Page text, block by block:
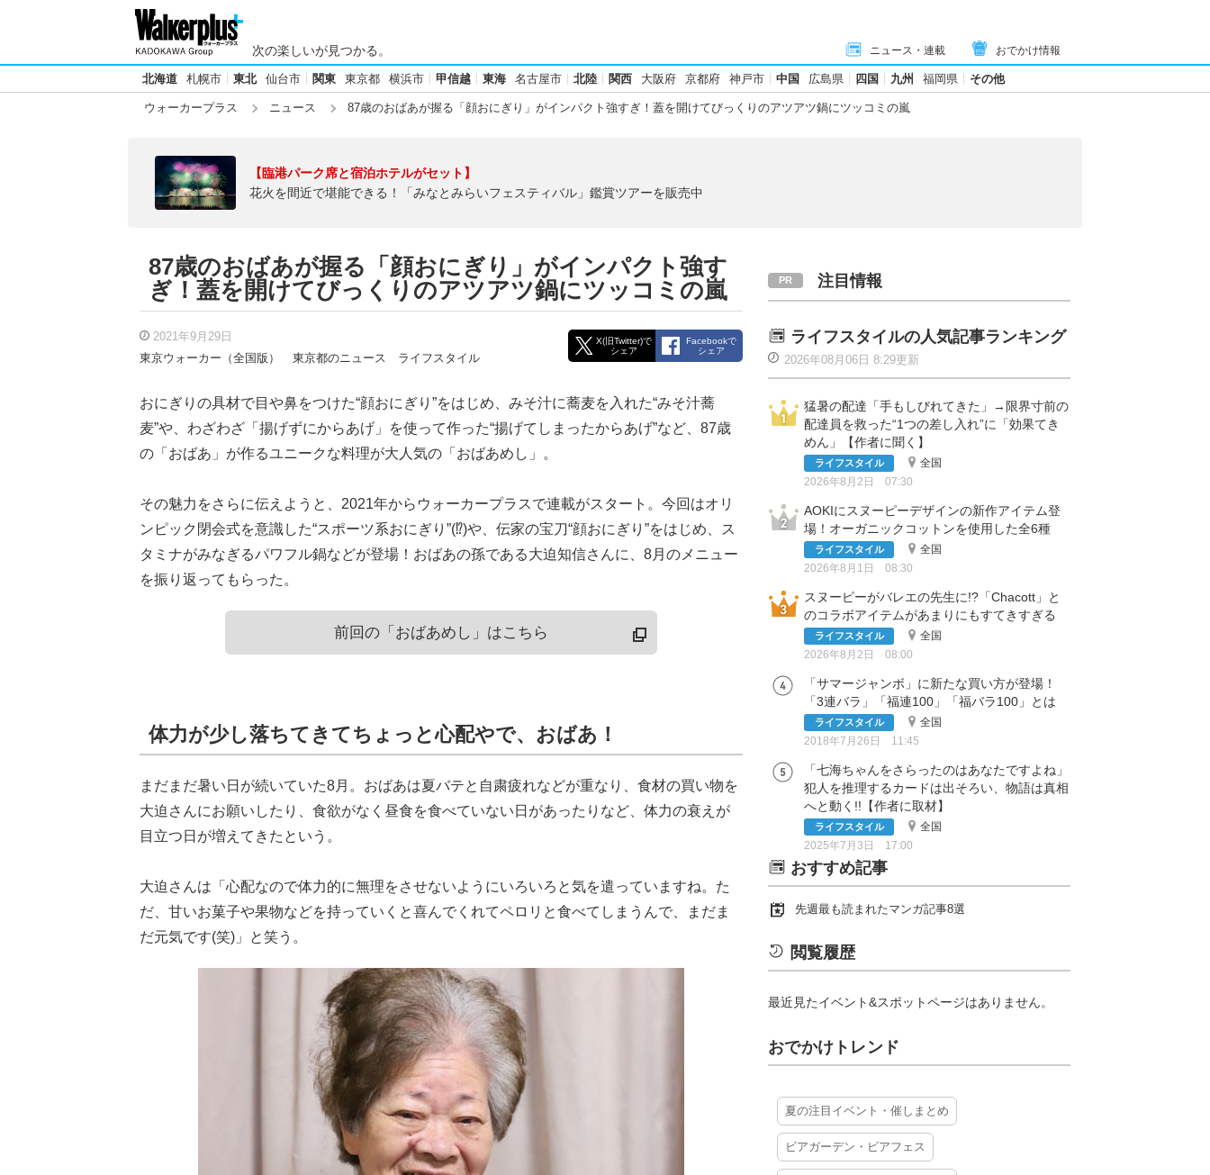
次の楽しいが見つかる。 ニュース・連載 おでかけ情報
北海道 札幌市 東北 仙台市 関東 東京都 横浜市 甲信越 東海 名古屋市 北陸 関西 大阪府 京都府 神戸市 中国 広島県 四国 九州 福岡県 その他
ウォーカープラス ニュース 87歳のおばあが握る「顔おにぎり」がインパクト強すぎ！蓋を開けてびっくりのアツアツ鍋にツッコミの嵐
【臨港パーク席と宿泊ホテルがセット】
花火を間近で堪能できる！「みなとみらいフェスティバル」鑑賞ツアーを販売中
87歳のおばあが握る「顔おにぎり」がインパクト強す
ぎ！蓋を開けてびっくりのアツアツ鍋にツッコミの嵐
2021年9月29日
東京ウォーカー（全国版）
東京都のニュース ライフスタイル
X(旧Twitter)で
シェア
Facebookで
シェア
おにぎりの具材で目や鼻をつけた“顔おにぎり”をはじめ、みそ汁に蕎麦を入れた“みそ汁蕎
麦”や、わざわざ「揚げずにからあげ」を使って作った“揚げてしまったからあげ”など、87歳
の「おばあ」が作るユニークな料理が大人気の「おばあめし」。
その魅力をさらに伝えようと、2021年からウォーカープラスで連載がスタート。今回はオリ
ンピック閉会式を意識した“スポーツ系おにぎり”(⁉)や、伝家の宝刀“顔おにぎり”をはじめ、ス
タミナがみなぎるパワフル鍋などが登場！おばあの孫である大迫知信さんに、8月のメニュー
を振り返ってもらった。
前回の「おばあめし」はこちら
体力が少し落ちてきてちょっと心配やで、おばあ！
まだまだ暑い日が続いていた8月。おばあは夏バテと自粛疲れなどが重なり、食材の買い物を
大迫さんにお願いしたり、食欲がなく昼食を食べていない日があったりなど、体力の衰えが
目立つ日が増えてきたという。
大迫さんは「心配なので体力的に無理をさせないようにいろいろと気を遣っていますね。た
だ、甘いお菓子や果物などを持っていくと喜んでくれてペロリと食べてしまうんで、まだま
だ元気です(笑)」と笑う。
注目情報
ライフスタイルの人気記事ランキング
2026年08月06日 8:29更新
猛暑の配達「手もしびれてきた」→限界寸前の
配達員を救った“1つの差し入れ”に「効果てき
めん」【作者に聞く】
ライフスタイル
全国
2026年8月2日 07:30
AOKIにスヌーピーデザインの新作アイテム登
場！オーガニックコットンを使用した全6種
ライフスタイル
全国
2026年8月1日 08:30
スヌーピーがバレエの先生に!?「Chacott」と
のコラボアイテムがあまりにもすてきすぎる
ライフスタイル
全国
2026年8月2日 08:00
「サマージャンボ」に新たな買い方が登場！
「3連バラ」「福連100」「福バラ100」とは
ライフスタイル
全国
2018年7月26日 11:45
「七海ちゃんをさらったのはあなたですよね」
犯人を推理するカードは出そろい、物語は真相
へと動く!!【作者に取材】
ライフスタイル
全国
2025年7月3日 17:00
おすすめ記事
先週最も読まれたマンガ記事8選
閲覧履歴
最近見たイベント&スポットページはありません。
おでかけトレンド
夏の注目イベント・催しまとめ
ビアガーデン・ビアフェス